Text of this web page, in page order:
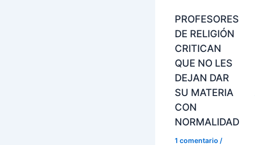
PROFESORES
DE RELIGIÓN
CRITICAN
QUE NO LES
DEJAN DAR
SU MATERIA
CON
NORMALIDAD
1 comentario /